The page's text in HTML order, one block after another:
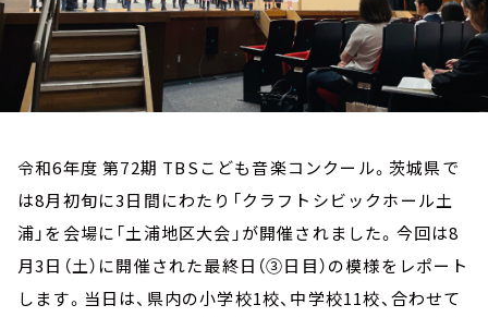
令和6年度 第72期 TBSこども音楽コンクール。茨城県で
は8月初旬に3日間にわたり「クラフトシビックホール土
浦」を会場に「土浦地区大会」が開催されました。今回は8
月3日（土）に開催された最終日（③日目）の模様をレポート
します。当日は、県内の小学校1校、中学校11校、合わせて